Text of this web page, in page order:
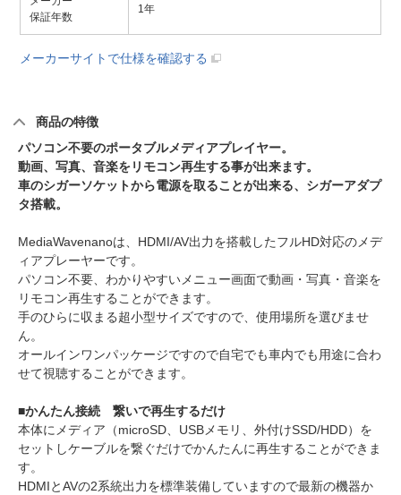
保証年数
1年
メーカーサイトで仕様を確認する
商品の特徴
パソコン不要のポータブルメディアプレイヤー。
動画、写真、音楽をリモコン再生する事が出来ます。
車のシガーソケットから電源を取ることが出来る、シガーアダプ
タ搭載。
MediaWavenanoは、HDMI/AV出力を搭載したフルHD対応のメデ
ィアプレーヤーです。
パソコン不要、わかりやすいメニュー画面で動画・写真・音楽を
リモコン再生することができます。
手のひらに収まる超小型サイズですので、使用場所を選びませ
ん。
オールインワンパッケージですので自宅でも車内でも用途に合わ
せて視聴することができます。
■かんたん接続 繋いで再生するだけ
本体にメディア（microSD、USBメモリ、外付けSSD/HDD）を
セットしケーブルを繋ぐだけでかんたんに再生することができま
す。
HDMIとAVの2系統出力を標準装備していますので最新の機器か